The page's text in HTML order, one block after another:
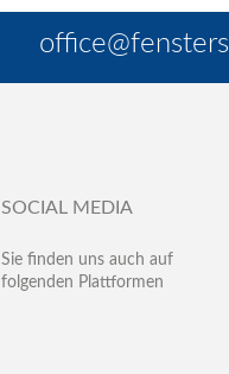
SOCIAL MEDIA
Sie finden uns auch auf
folgenden Plattformen